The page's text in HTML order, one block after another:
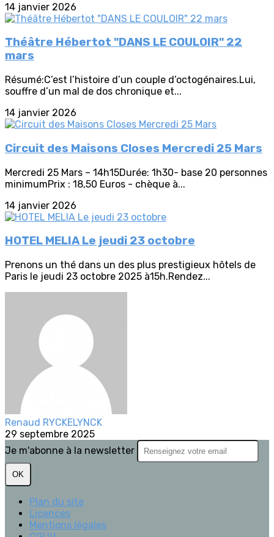
14 janvier 2026
Théâtre Hébertot "DANS LE COULOIR" 22
mars
Résumé:C’est l’histoire d’un couple d’octogénaires.Lui,
souffre d’un mal de dos chronique et...
14 janvier 2026
Circuit des Maisons Closes Mercredi 25 Mars
Mercredi 25 Mars – 14h15Durée: 1h30- base 20 personnes
minimumPrix : 18,50 Euros - chèque à...
14 janvier 2026
HOTEL MELIA Le jeudi 23 octobre
Prenons un thé dans un des plus prestigieux hôtels de
Paris le jeudi 23 octobre 2025 à15h.Rendez...
Renaud RYCKELYNCK
29 septembre 2025
Je m'abonne à la newsletter
OK
Plan du site
Licences
Mentions légales